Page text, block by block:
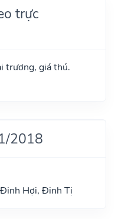
trực
trương, giá thú.
2018
Hợi, Đinh Tị